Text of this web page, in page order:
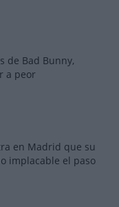
de Bad Bunny,
a peor
en Madrid que su
implacable el paso